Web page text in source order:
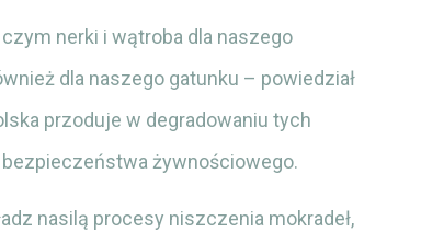
nerki i wątroba dla naszego
dla naszego gatunku – powiedział
przoduje w degradowaniu tych
żywnościowego.
nasilą procesy niszczenia mokradeł,